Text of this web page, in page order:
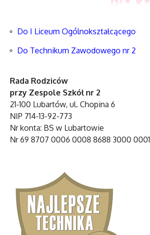
Do I Liceum Ogólnokształcącego
Do Technikum Zawodowego nr 2
Rada Rodziców
przy Zespole Szkół nr 2
21-100 Lubartów, ul. Chopina 6
NIP 714-13-92-773
Nr konta: BS w Lubartowie
Nr 69 8707 0006 0008 8688 3000 0001